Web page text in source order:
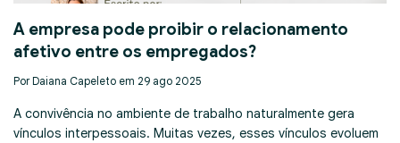
A empresa pode proibir o relacionamento
afetivo entre os empregados?
Por Daiana Capeleto em 29 ago 2025
A convivência no ambiente de trabalho naturalmente gera
vínculos interpessoais. Muitas vezes, esses vínculos evoluem